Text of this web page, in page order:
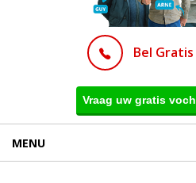
Bel Gratis
Vraag uw gratis
MENU